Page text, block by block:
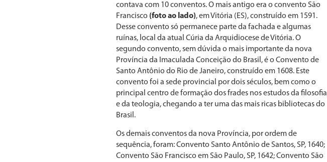
contava com 10 conventos. O mais antigo era o convento São
Francisco (foto ao lado), em Vitória (ES), construído em 1591.
Desse convento só permanece parte da fachada e algumas
ruínas, local da atual Cúria da Arquidiocese de Vitória. O
segundo convento, sem dúvida o mais importante da nova
Província da Imaculada Conceição do Brasil, é o Convento de
Santo Antônio do Rio de Janeiro, construído em 1608. Este
convento foi a sede provincial por dois séculos, bem como o
principal centro de formação dos frades nos estudos da filosofia
e da teologia, chegando a ter uma das mais ricas bibliotecas do
Brasil.
Os demais conventos da nova Província, por ordem de
sequência, foram: Convento Santo Antônio de Santos, SP, 1640;
Convento São Francisco em São Paulo, SP, 1642; Convento São